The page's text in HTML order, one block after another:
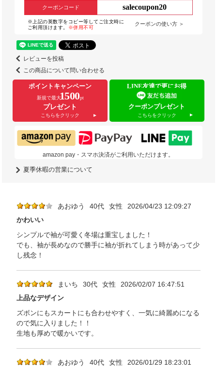
クーポンコード salecoupon20
※上記の英数字をコピー等してご注文時に
ご利用頂けます。
※併用不可
クーポンの使い方 ＞
レビューを投稿
この商品について問い合わせる
ポイントキャンペーン
新規で最大1500pt
プレゼント
こちらをクリック
LINE友達で更にお得
クーポンプレゼント
こちらをクリック
amazon pay・スマホ決済がご利用いただけます。
夏季休暇の営業について
あおゆう 40代 女性
2026/04/23 12:09:27
かわいい
シンプルで袖が可愛く冬場は重宝しました！
でも、袖が長めなので勝手に袖が折れてしまう時があって少
し残念！
まいち 30代 女性
2026/02/07 16:47:51
上品なデザイン
ズボンにもスカートにも合わせやすく、一気に綺麗めになる
ので気に入りました！！
生地も厚めで暖かいです。
あおゆう 40代 女性
2026/01/29 18:23:01